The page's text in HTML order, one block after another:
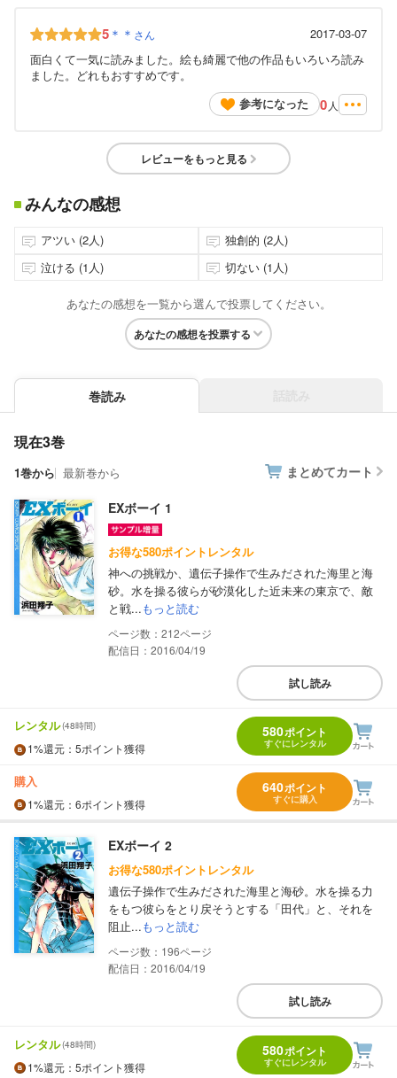
5 ＊＊ さん
2017-03-07
面白くて一気に読みました。絵も綺麗で他の作品もいろいろ読み
ました。どれもおすすめです。
参考になった
0 人
レビューをもっと見る
みんなの感想
アツい (2人)
独創的 (2人)
泣ける (1人)
切ない (1人)
あなたの感想を一覧から選んで投票してください。
あなたの感想を投票する
巻読み
現在3巻
1巻から 最新巻から まとめてカート
EXボーイ 1
お得な580ポイントレンタル
神への挑戦か、遺伝子操作で生みだされた海里と海
砂。水を操る彼らが砂漠化した近未来の東京で、敵
と戦...もっと読む
212
配信日：2016/04/19
試し読み
レンタル(48時間)
1%還元 ：5ポイント獲得
580ポイント
すぐにレンタル
購入
1%還元 ：6ポイント獲得
640ポイント
すぐに購入
EXボーイ 2
お得な580ポイントレンタル
遺伝子操作で生みだされた海里と海砂。水を操る力
をもつ彼らをとり戻そうとする「田代」と、それを
阻止...もっと読む
196
配信日：2016/04/19
試し読み
レンタル(48時間)
1%還元 ：5ポイント獲得
580ポイント
すぐにレンタル